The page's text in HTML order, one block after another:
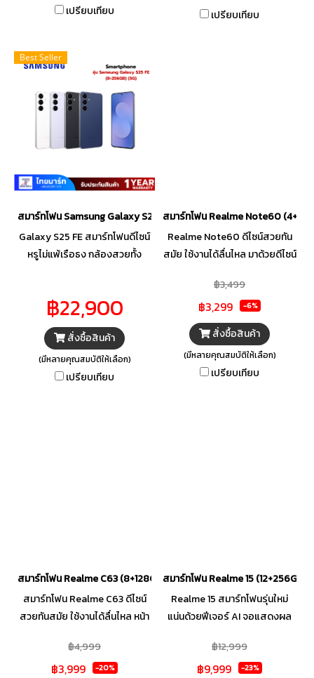
เปรียบเทียบ เปรียบเทียบ
Best Seller
สมาร์ทโฟน Samsung Galaxy S25 FE (8+128GB) (5G)
Galaxy S25 FE สมาร์ทโฟนดีไซน์
หรูไม่แพ้เรือธง กล้องสวยทั้ง
พร้อมโหมดถ่ายภาพอัจฉริยะและ
AI ปรับภาพให้สวยเหมือนมือ
อาชีพ
฿22,900
สั่งซื้อสินค้า
(มีหลายคุณสมบัติให้เลือก)
เปรียบเทียบ
สมาร์ทโฟน Realme Note60
Realme Note60 ดีไซน์สวยทัน
สมัย ใช้งานได้ลื่นไหล มาด้วยดีไซน์
ป้องกันตัวเครื่องแบบ
ArmorShell ใช้งานได้อย่าง
อัจฉริยะ แม้หน้าจอเปียกน้ำผ่าน
เทคโนโลยี Rainwater Smart
Touch และมาพร้อมแบตเตอรี่ที่
แข็งแกร่ง ชาร์จไว ทันใจกว่าเดิม
฿3,499
฿3,299 -6%
สั่งซื้อสินค้า
(มีหลายคุณสมบัติให้เลือก)
เปรียบเทียบ
สมาร์ทโฟน Realme C63 (8+128GB)
สมาร์ทโฟน Realme C63 ดีไซน์
สวยทันสมัย ใช้งานได้ลื่นไหล หน้า
AI มอบประสบการณ์การรับชมที่
ยอดเยี่ยม มีแบตเตอรี่ที่แข็งแกร่ง
฿4,999
฿3,999 -20%
สมาร์ทโฟน Realme 15 (12+256GB)
Realme 15 สมาร์ทโฟนรุ่นใหม่
แน่นด้วยฟีเจอร์ AI จอแสดงผล
OLED กล้องหลัก Sony IMX882
ถ่ายเซลฟี่ก็คมชัดด้วยกล้องหน้า
฿12,999
฿9,999 -23%